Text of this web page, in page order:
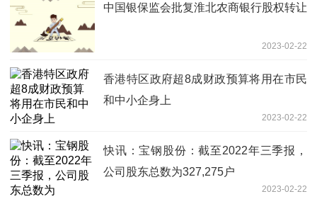
中国银保监会批复淮北农商银行股权转让
2023-02-22
香港特区政府超8成财政预算将用在市民
和中小企身上
2023-02-22
快讯：宝钢股份：截至2022年三季报，
公司股东总数为327,275户
2023-02-22